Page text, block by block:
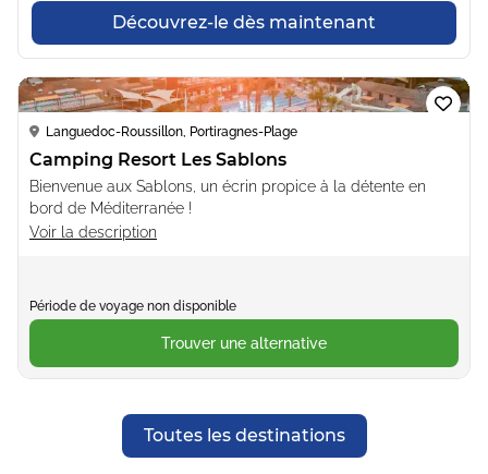
Découvrez-le dès maintenant
Loading...
Languedoc-Roussillon, Portiragnes-Plage
Camping Resort Les Sablons
Bienvenue aux Sablons, un écrin propice à la détente en
bord de Méditerranée !
Voir la description
Période de voyage non disponible
Trouver une alternative
Toutes les destinations